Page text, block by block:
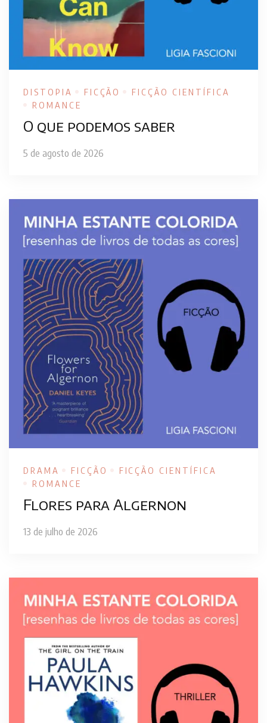
DISTOPIA FICÇÃO
FICÇÃO CIENTÍFICA
ROMANCE
O que podemos saber
5 de agosto de 2026
DRAMA FICÇÃO
FICÇÃO CIENTÍFICA
ROMANCE
Flores para Algernon
13 de julho de 2026